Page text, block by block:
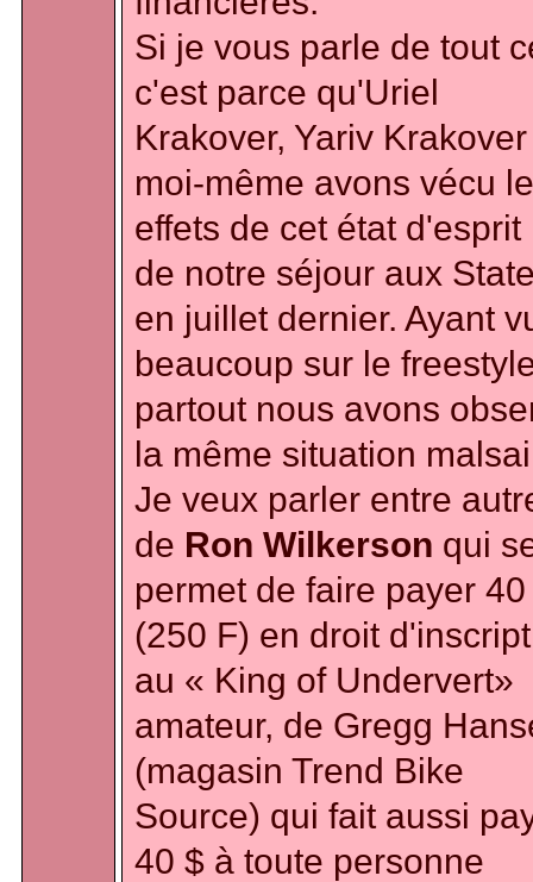
Si je vous parle de tout
c'est parce qu'Uriel
Krakover, Yariv
moi-même avons vécu
effets de cet état d'esprit
de notre séjour aux
en juillet dernier. Ayant
beaucoup sur le
partout nous avons
la même situation
Je veux parler entre
de Ron Wilkerson qui
permet de faire payer
(250 F) en droit
au « King of Undervert»
amateur, de Gregg
(magasin Trend Bike
Source) qui fait aussi
40 $ à toute personne